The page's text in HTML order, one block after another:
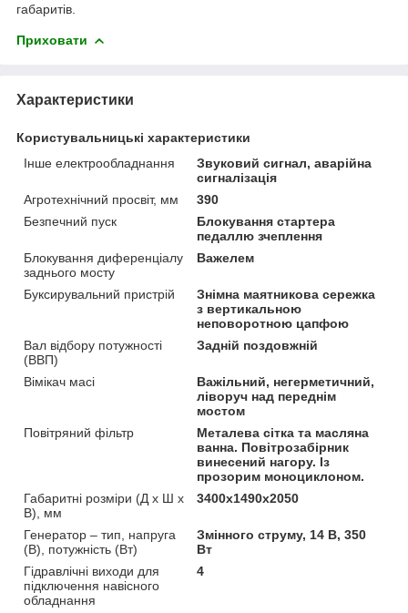
габаритів.
Приховати
Характеристики
Користувальницькі характеристики
Інше електрообладнання
Звуковий сигнал, аварійна
сигналізація
Агротехнічний просвіт, мм
390
Безпечний пуск
Блокування стартера
педаллю зчеплення
Блокування диференціалу
заднього мосту
Важелем
Буксирувальний пристрій
Знімна маятникова сережка
з вертикальною
неповоротною цапфою
Вал відбору потужності
(ВВП)
Задній поздовжній
Вімікач масі
Важільний, негерметичний,
ліворуч над переднім
мостом
Повітряний фільтр
Металева сітка та масляна
ванна. Повітрозабірник
винесений нагору. Із
прозорим моноциклоном.
Габаритні розміри (Д х Ш х
В), мм
3400x1490x2050
Генератор – тип, напруга
(В), потужність (Вт)
Змінного струму, 14 В, 350
Вт
Гідравлічні виходи для
підключення навісного
обладнання
4